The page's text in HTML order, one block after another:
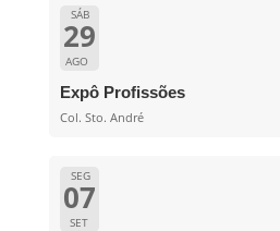
SÁB
29
AGO
Expô Profissões
Col. Sto. André
SEG
07
SET